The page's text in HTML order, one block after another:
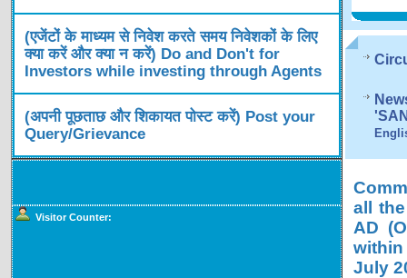
(एजेंटों के माध्यम से निवेश करते समय निवेशकों के लिए
क्या करें और क्या न करें) Do and Don't for
Investors while investing through Agents
(अपनी पूछताछ और शिकायत पोस्ट करें) Post your
Query/Grievance
Visitor Counter:
all
AD
July